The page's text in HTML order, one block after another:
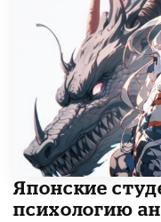
Японские
психологию